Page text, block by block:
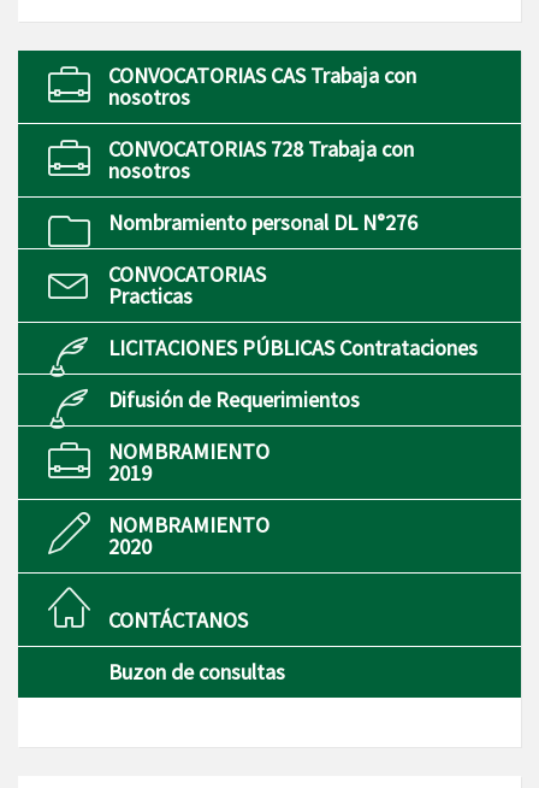
CONVOCATORIAS CAS Trabaja con
nosotros
CONVOCATORIAS 728 Trabaja con
nosotros
Nombramiento personal DL N°276
CONVOCATORIAS
Practicas
LICITACIONES PÚBLICAS Contrataciones
Difusión de Requerimientos
NOMBRAMIENTO
2019
NOMBRAMIENTO
2020
CONTÁCTANOS
Buzon de consultas